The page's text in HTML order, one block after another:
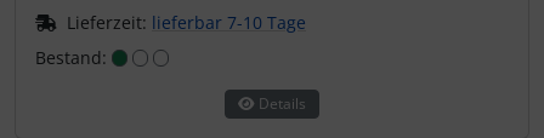
Lieferzeit: lieferbar 7-10 Tage
Bestand:
Details